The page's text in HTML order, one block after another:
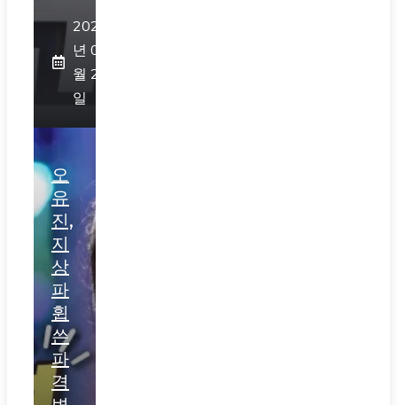
2026
년 07
월 29
일
오
유
진,
지
상
파
휩
쓴
파
격